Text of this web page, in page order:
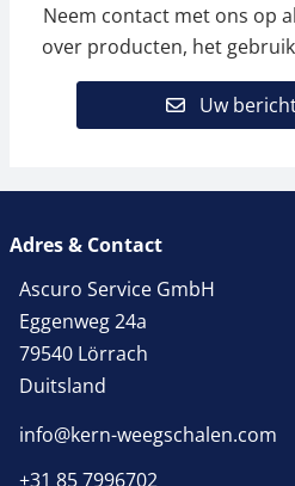
Neem contact met ons op
over producten, het
Uw
Adres & Contact
Ascuro Service GmbH
Eggenweg 24a
79540 Lörrach
Duitsland
info@kern-weegschalen.com
+31 85 7996702